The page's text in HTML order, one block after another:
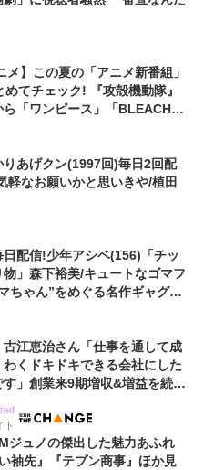
メ】この夏の「アニメ新番組」
てチェック! 『攻殻機動隊』
ら「ワンピース」「BLEACH」
りあげクン(1997回)毎日2回配
軽なお願いかと思いきや/植田
日配信!少年アシベ(156)「チッ
物」森下裕美/キュートなゴマフ
ちゃん”をめぐる名作ギャグ4
古江恵治さん「仕事を通して成
くドキドキできる会社にした
」創業来9期増収&増益を続け
ト
ジュノの傑出した魅力あふれ
袖先』『テプン商事』ほか見